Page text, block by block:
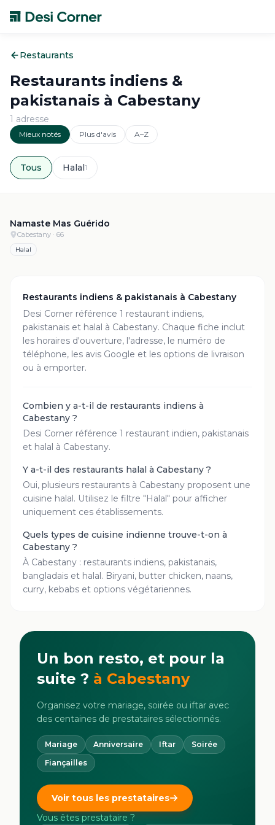
Restaurants
Restaurants indiens &
pakistanais à Cabestany
1 adresse
Mieux notés Plus d'avis A–Z
Tous Halal1
Namaste Mas Guérido
Cabestany · 66
Halal
Restaurants indiens & pakistanais à Cabestany
Desi Corner référence 1 restaurant indiens,
pakistanais et halal à Cabestany. Chaque fiche inclut
les horaires d'ouverture, l'adresse, le numéro de
téléphone, les avis Google et les options de livraison
ou à emporter.
Combien y a-t-il de restaurants indiens à
Cabestany ?
Desi Corner référence 1 restaurant indien, pakistanais
et halal à Cabestany.
Y a-t-il des restaurants halal à Cabestany ?
Oui, plusieurs restaurants à Cabestany proposent une
cuisine halal. Utilisez le filtre "Halal" pour afficher
uniquement ces établissements.
Quels types de cuisine indienne trouve-t-on à
Cabestany ?
À Cabestany : restaurants indiens, pakistanais,
bangladais et halal. Biryani, butter chicken, naans,
curry, kebabs et options végétariennes.
Un bon resto, et pour la
suite ? à Cabestany
Organisez votre mariage, soirée ou iftar avec
des centaines de prestataires sélectionnés.
Mariage Anniversaire Iftar
Soirée
Fiançailles
Voir tous les prestataires
Vous êtes prestataire ?